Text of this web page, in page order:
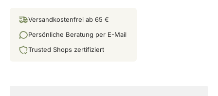
Versandkostenfrei ab 65 €
Persönliche Beratung per E-Mail
Trusted Shops zertifiziert